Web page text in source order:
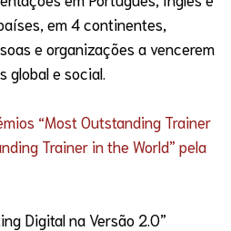
em 4 continentes,
e organizações a vencerem
global e social.
“Most Outstanding Trainer
Trainer in the World” pela
Digital na Versão 2.0”